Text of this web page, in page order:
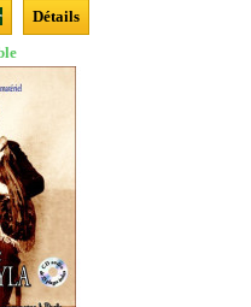
Détails